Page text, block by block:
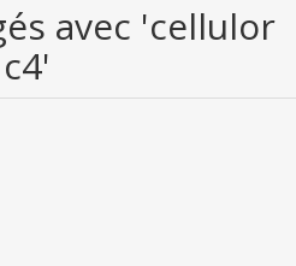
avec 'cellulor
c4'